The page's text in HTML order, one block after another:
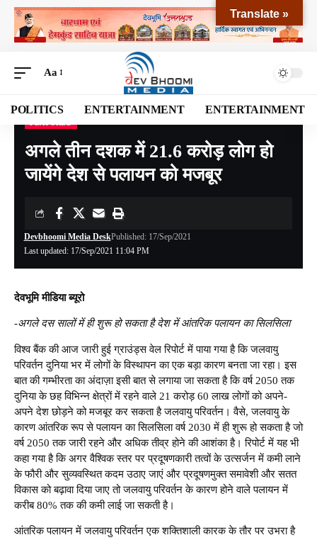
Aa
POLITICS ENTERTAINMENT ENTERTAINMENT
Devbhoomi Media>Blog>EXCLUSIVE> FEATURED>अगले तीन दशक में 21.6 करोड़ लोग हो जायेंगे देश से पलायन को मजबूर
अगले तीन दशक में 21.6 करोड़ लोग हो
जायेंगे देश से पलायन को मजबूर
Last updated: 17/Sep/2021 11:04 PM
Devbhoomi Media DeskPublished: 17/Sep/2021
देवभूमि मीडिया ब्यूरो
-अगले दस सालों में ही शुरू हो सकता है देश में आंतरिक पलायन का सिलसिला
विश्व बैंक की आज जारी हुई ग्राउंड्स वेल रिपोर्ट में पाया गया है कि जलवायु
परिवर्तन दुनिया भर में लोगों के विस्थापन का एक बड़ा कारण बनता जा रहा। इस
बात की गम्भीरता का अंदाज़ा इसी बात से लगाया जा सकता है कि वर्ष 2050 तक
दुनिया के छह विभिन्न क्षेत्रों में रहने वाले 21 करोड़ 60 लाख लोगों को अपने-
अपने देश छोड़ने को मजबूर कर सकता है जलवायु परिवर्तन। वैसे, जलवायु के
कारण आंतरिक रूप से पलायन का सिलसिला वर्ष 2030 में ही शुरू हो सकता है जो
वर्ष 2050 तक जारी रहने और अधिक तीव्र होने की आशंका है। रिपोर्ट में यह भी
कहा गया है कि अगर वैश्विक स्तर पर प्रदूषणकारी तत्वों के उत्सर्जन में कमी लाने
के फौरी और सुव्यवस्थित कदम उठाए जाएं और प्रदूषणमुक्त समावेशी और सतत
विकास को बढ़ावा दिया जाए तो जलवायु परिवर्तन के कारण होने वाले पलायन में
करीब 80% तक की कमी लाई जा सकती है।
आंतरिक पलायन में जलवायु परिवर्तन एक शक्तिशाली कारक के तौर पर उभरा है
Translate »